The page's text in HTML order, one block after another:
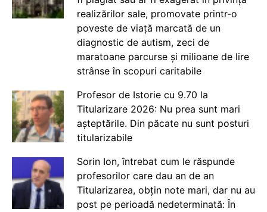
realizărilor sale, promovate printr-o
poveste de viață marcată de un
diagnostic de autism, zeci de
maratoane parcurse și milioane de lire
strânse în scopuri caritabile
Profesor de Istorie cu 9.70 la
Titularizare 2026: Nu prea sunt mari
așteptările. Din păcate nu sunt posturi
titularizabile
Sorin Ion, întrebat cum le răspunde
profesorilor care dau an de an
Titularizarea, obțin note mari, dar nu au
post pe perioadă nedeterminată: În